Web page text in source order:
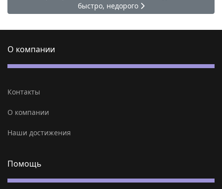
быстро, недорого
О компании
Контакты
О компании
Наши достижения
Помощь